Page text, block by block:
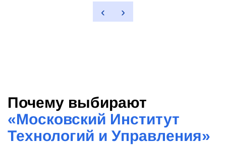
‹ ›
Почему выбирают
«Московский Институт
Технологий и Управления»